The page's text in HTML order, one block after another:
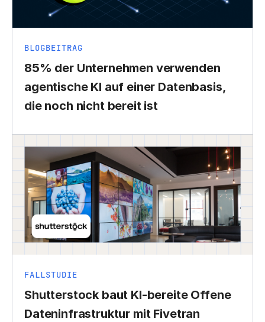
BLOGBEITRAG
85% der Unternehmen verwenden
agentische KI auf einer Datenbasis,
die noch nicht bereit ist
FALLSTUDIE
Shutterstock baut KI-bereite Offene
Dateninfrastruktur mit Fivetran